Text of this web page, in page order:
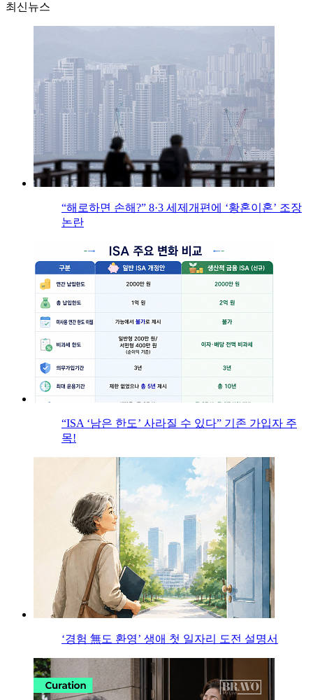
최신뉴스
“해로하면 손해?” 8·3 세제개편에 ‘황혼이혼’ 조장
논란
“ISA ‘남은 한도’ 사라질 수 있다” 기존 가입자 주
목!
‘경험 無도 환영’ 생애 첫 일자리 도전 설명서